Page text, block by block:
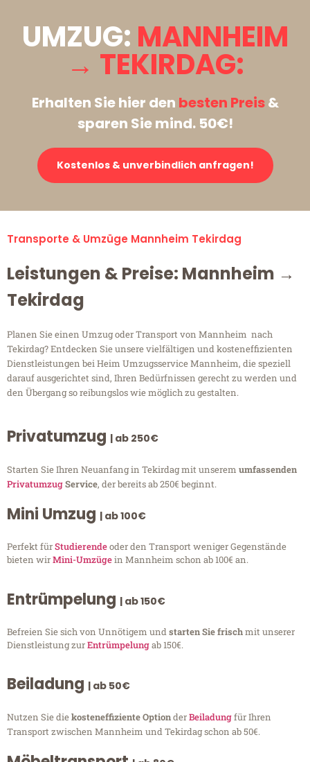
UMZUG: MANNHEIM
→ TEKIRDAG:
Erhalten Sie hier den besten Preis&
sparen Sie mind. 50€!
Kostenlos & unverbindlich anfragen!
Transporte & Umzüge Mannheim Tekirdag
Leistungen & Preise: Mannheim →
Tekirdag
Planen Sie einen Umzug oder Transport von Mannheim nach
Tekirdag? Entdecken Sie unsere vielfältigen und kosteneffizienten
Dienstleistungen bei Heim Umzugsservice Mannheim, die speziell
darauf ausgerichtet sind, Ihren Bedürfnissen gerecht zu werden und
den Übergang so reibungslos wie möglich zu gestalten.
Privatumzug | ab 250€
Starten Sie Ihren Neuanfang in Tekirdag mit unserem umfassenden
PrivatumzugService, der bereits ab 250€ beginnt.
Mini Umzug | ab 100€
Perfekt fürStudierendeoder den Transport weniger Gegenstände
bieten wirMini-Umzügein Mannheim schon ab 100€ an.
Entrümpelung | ab 150€
Befreien Sie sich von Unnötigem undstarten Sie frischmit unserer
Dienstleistung zurEntrümpelungab 150€.
Beiladung | ab 50€
Nutzen Sie diekosteneffiziente OptionderBeiladungfür Ihren
Transport zwischen Mannheim und Tekirdag schon ab 50€.